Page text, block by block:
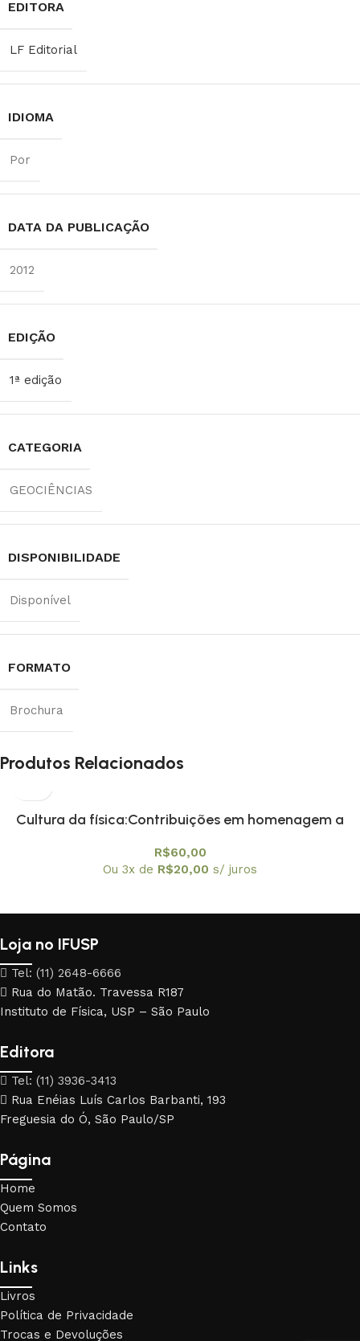
EDITORA
LF Editorial
IDIOMA
Por
DATA DA PUBLICAÇÃO
2012
EDIÇÃO
1ª edição
CATEGORIA
GEOCIÊNCIAS
DISPONIBILIDADE
Disponível
FORMATO
Brochura
Produtos Relacionados
Cultura da física:Contribuições em homenagem a
R$60,00
Ou 3x de R$20,00 s/ juros
Loja no IFUSP
Tel: (11) 2648-6666
Rua do Matão. Travessa R187
Instituto de Física, USP – São Paulo
Editora
Tel: (11) 3936-3413
Rua Enéias Luís Carlos Barbanti, 193
Freguesia do Ó, São Paulo/SP
Página
Home
Quem Somos
Contato
Links
Livros
Política de Privacidade
Trocas e Devoluções